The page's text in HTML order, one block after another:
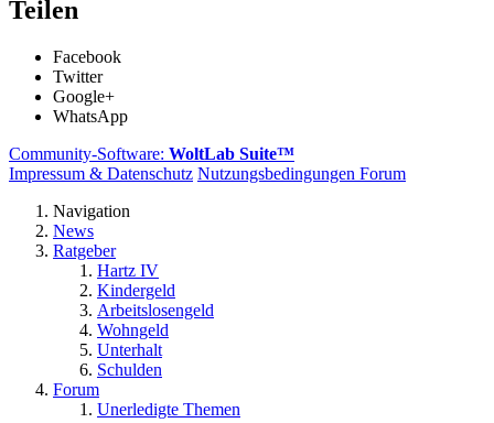
Teilen
Facebook
Twitter
Google+
WhatsApp
Community-Software: WoltLab Suite™
Impressum & Datenschutz Nutzungsbedingungen Forum
Navigation
News
Ratgeber
Hartz IV
Kindergeld
Arbeitslosengeld
Wohngeld
Unterhalt
Schulden
Forum
Unerledigte Themen